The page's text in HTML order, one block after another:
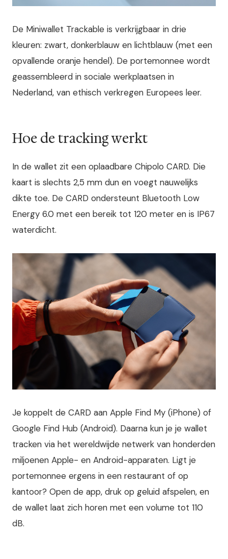
De Miniwallet Trackable is verkrijgbaar in drie
kleuren: zwart, donkerblauw en lichtblauw (met een
opvallende oranje hendel). De portemonnee wordt
geassembleerd in sociale werkplaatsen in
Nederland, van ethisch verkregen Europees leer.
Hoe de tracking werkt
In de wallet zit een oplaadbare Chipolo CARD. Die
kaart is slechts 2,5 mm dun en voegt nauwelijks
dikte toe. De CARD ondersteunt Bluetooth Low
Energy 6.0 met een bereik tot 120 meter en is IP67
waterdicht.
Je koppelt de CARD aan Apple Find My (iPhone) of
Google Find Hub (Android). Daarna kun je je wallet
tracken via het wereldwijde netwerk van honderden
miljoenen Apple- en Android-apparaten. Ligt je
portemonnee ergens in een restaurant of op
kantoor? Open de app, druk op geluid afspelen, en
de wallet laat zich horen met een volume tot 110
dB.